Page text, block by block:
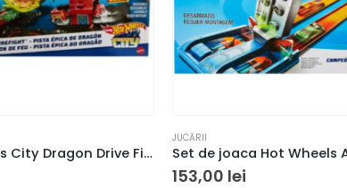
Set Hot Wheels City Dragon Drive Firefight
JUCĂRII
153,00 lei